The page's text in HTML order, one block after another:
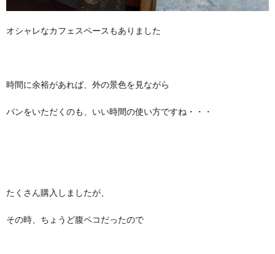
オシャレなカフェスペースもありました
時間に余裕があれば、外の景色を見ながら
パンをいただくのも、いい時間の使い方ですね・・・
たくさん購入しましたが、
その時、ちょうど腹ペコだったので